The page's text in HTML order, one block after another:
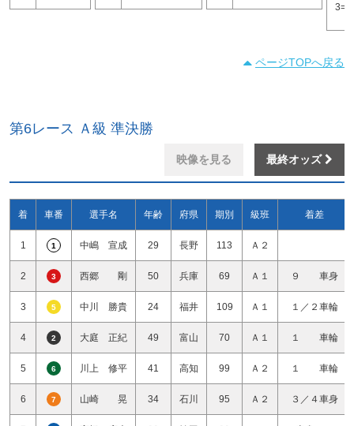
3=5
ページTOPへ戻る
第6レース Ａ級 準決勝
映像を見る 最終オッズ
着 車番 選手名 年齢 府県 期別 級班 着差
1 1 中嶋 宣成 29 長野 113 Ａ２
2 3 西郷 剛 50 兵庫 69 Ａ１ ９ 車身
3 5 中川 勝貴 24 福井 109 Ａ１ １／２車輪
4 2 大庭 正紀 49 富山 70 Ａ１ １ 車輪
5 6 川上 修平 41 高知 99 Ａ２ １ 車輪
6 7 山崎 晃 34 石川 95 Ａ２ ３／４車身